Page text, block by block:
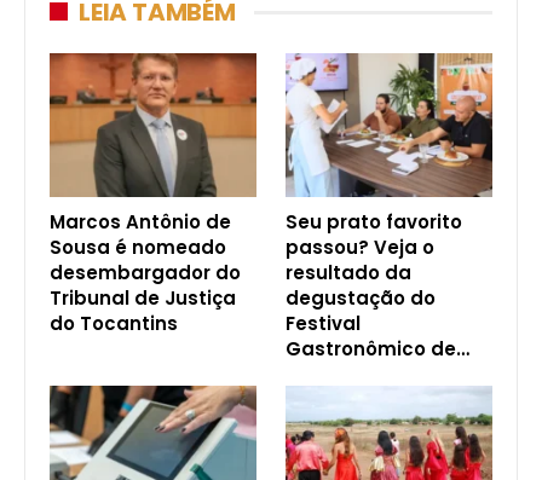
LEIA TAMBÉM
Marcos Antônio de
Sousa é nomeado
desembargador do
Tribunal de Justiça
do Tocantins
Seu prato favorito
passou? Veja o
resultado da
degustação do
Festival
Gastronômico de…